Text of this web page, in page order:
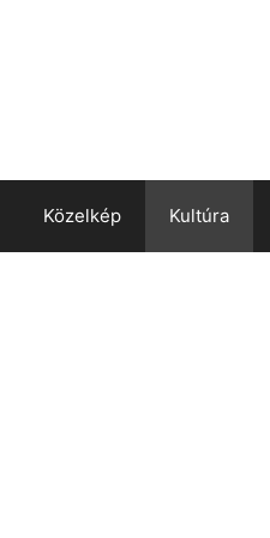
Közelkép Kultúra